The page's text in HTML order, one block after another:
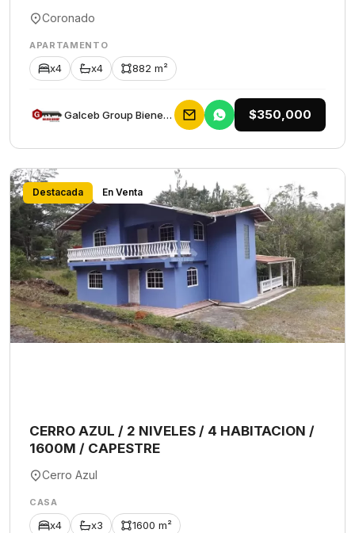
Coronado
APARTAMENTO
x4 x4 882 m²
Galceb Group Bienes Raices $350,000
Destacada En Venta
CERRO AZUL / 2 NIVELES / 4 HABITACION /
1600M / CAPESTRE
Cerro Azul
CASA
x4 x3 1600 m²